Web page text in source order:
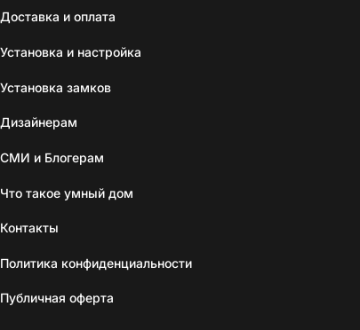
Доставка и оплата
Установка и настройка
Установка замков
Дизайнерам
СМИ и Блогерам
Что такое умный дом
Контакты
Политика конфиденциальности
Публичная оферта